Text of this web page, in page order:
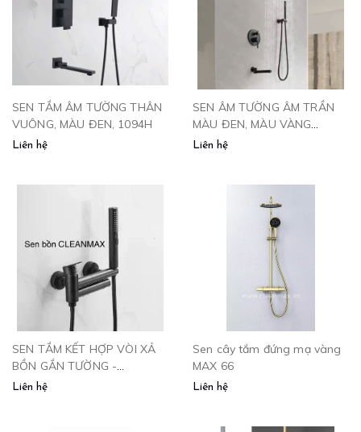
SEN TẮM ÂM TƯỜNG THÂN
VUÔNG, MÀU ĐEN, 1094H
Liên hệ
SEN ÂM TƯỜNG ÂM TRẦN
MÀU ĐEN, MÀU VÀNG
-1002QH
Liên hệ
SEN TẮM KẾT HỢP VÒI XẢ
BỒN GẮN TƯỜNG -
SB2664.GHI CLEANMAX
Liên hệ
Sen cây tắm đứng mạ vàng
MAX 66
Liên hệ